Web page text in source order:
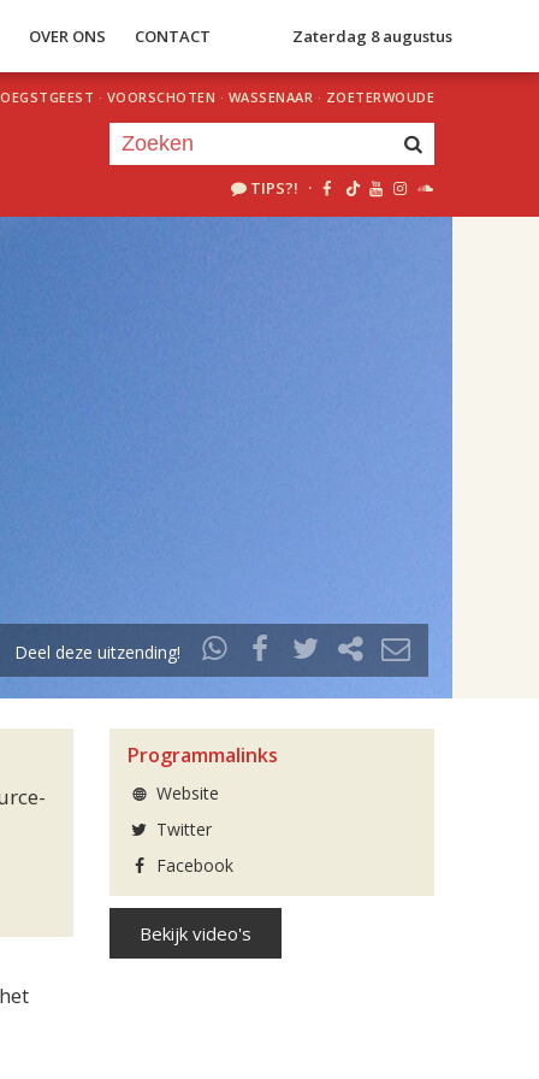
OVER ONS CONTACT Zaterdag 8 augustus
OEGSTGEEST · VOORSCHOTEN · WASSENAAR · ZOETERWOUDE
TIPS?! ·
Deel deze uitzending!
Programmalinks
Website
Twitter
Facebook
Bekijk video's